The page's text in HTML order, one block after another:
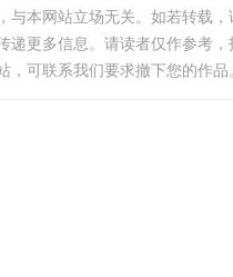
与本网站立场无关。如若转载
递更多信息。请读者仅作参考
，可联系我们要求撤下您的作